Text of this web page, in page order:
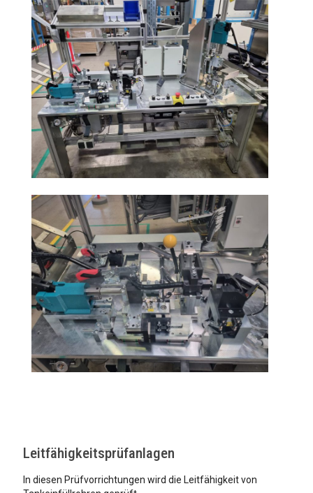
Leitfähigkeitsprüfanlagen
In diesen Prüfvorrichtungen wird die Leitfähigkeit von